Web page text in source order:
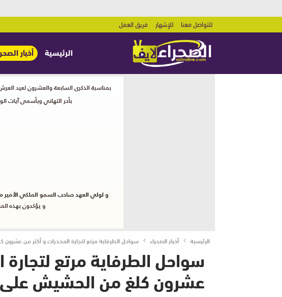
للتواصل معنا للإشهار فريق العمل
الرئيسية أخبار
الرئيسية أخبار الصحراء سواحل الطرفاية مرتع لتجارة المخدرات و أكثر من
سواحل الطرفاية مرتع
عشرون كلغ من الحشيش